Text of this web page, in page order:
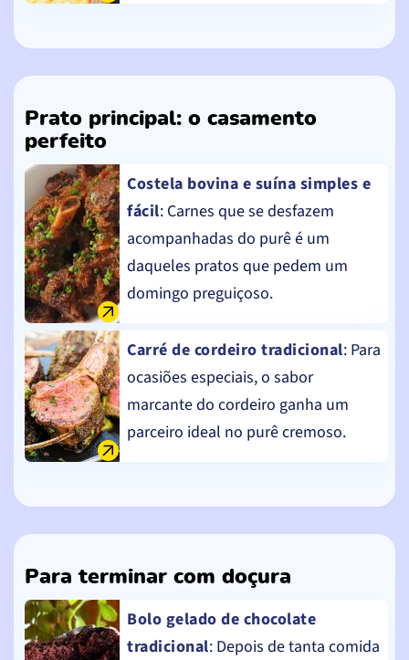
Prato principal: o casamento
perfeito
Costela bovina e suína simples e
fácil: Carnes que se desfazem
acompanhadas do purê é um
daqueles pratos que pedem um
domingo preguiçoso.
Carré de cordeiro tradicional: Para
ocasiões especiais, o sabor
marcante do cordeiro ganha um
parceiro ideal no purê cremoso.
Para terminar com doçura
Bolo gelado de chocolate
tradicional: Depois de tanta comida